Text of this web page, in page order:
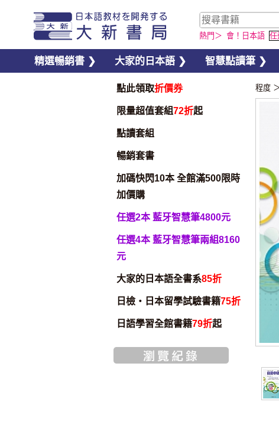
熱門＞ 會！日本語 任
精選暢銷書 ❯ 大家的日本語 ❯ 智慧點讀筆 ❯
點此領取折價券
限量超值套組72折起
點讀套組
暢銷套書
加碼快閃10本 全館滿500限時
加價購
任選2本 藍牙智慧筆4800元
任選4本 藍牙智慧筆兩組8160
元
大家的日本語全書系85折
日檢・日本留學試驗書籍75折
日語學習全館書籍79折起
程度
書